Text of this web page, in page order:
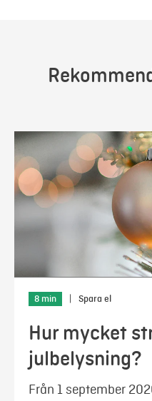
8 min | Spara el
Hur mycket
julbelysning?
Från 1 september